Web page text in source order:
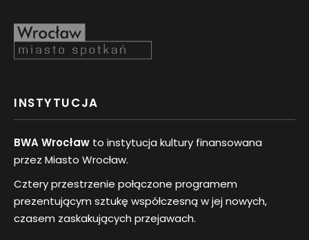
INSTYTUCJA
BWA Wrocław to instytucja kultury finansowana
przez Miasto Wrocław.
Cztery przestrzenie połączone programem
prezentującym sztukę współczesną w jej nowych,
czasem zaskakujących przejawach.